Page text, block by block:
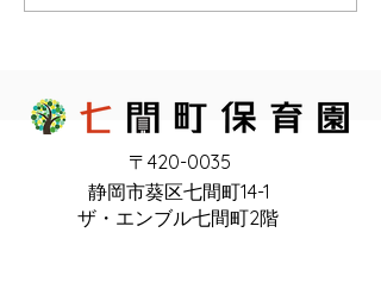
〒420-0035
静岡市葵区七間町14-1
ザ・エンブル七間町2階